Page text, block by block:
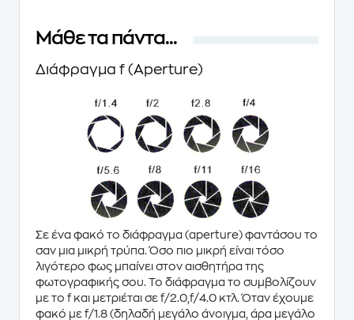
Μάθε τα πάντα...
Διάφραγμα f (Aperture)
Σε ένα φακό το διάφραγμα (aperture) φαντάσου το
σαν μια μικρή τρύπα. Όσο πιο μικρή είναι τόσο
λιγότερο φως μπαίνει στον αισθητήρα της
φωτογραφικής σου. Το διάφραγμα το συμβολίζουν
με το f και μετριέται σε f/2.0,f/4.0 κτλ. Όταν έχουμε
φακό με f/1.8 (δηλαδή μεγάλο άνοιγμα, άρα μεγάλο